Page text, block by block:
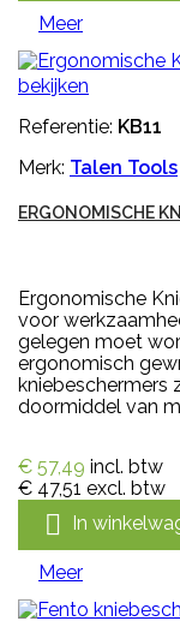
Meer
bekijken
Referentie: KB11
Merk: Talen Tools
ERGONOMISCHE
Ergonomische
voor
gelegen moet
ergonomisch
kniebeschermers
doormiddel van
€ 57,49 incl. btw
€ 47,51 excl. btw
 In
Meer